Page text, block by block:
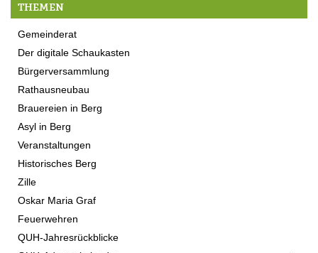
THEMEN
Gemeinderat
Der digitale Schaukasten
Bürgerversammlung
Rathausneubau
Brauereien in Berg
Asyl in Berg
Veranstaltungen
Historisches Berg
Zille
Oskar Maria Graf
Feuerwehren
QUH-Jahresrückblicke